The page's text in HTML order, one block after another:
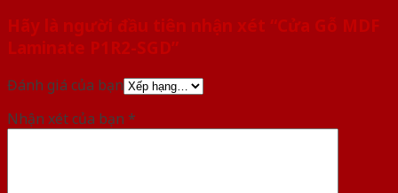
Hãy là người đầu tiên nhận xét “Cửa Gỗ MDF
Laminate P1R2-SGD”
Đánh giá của bạn
Nhận xét của bạn *